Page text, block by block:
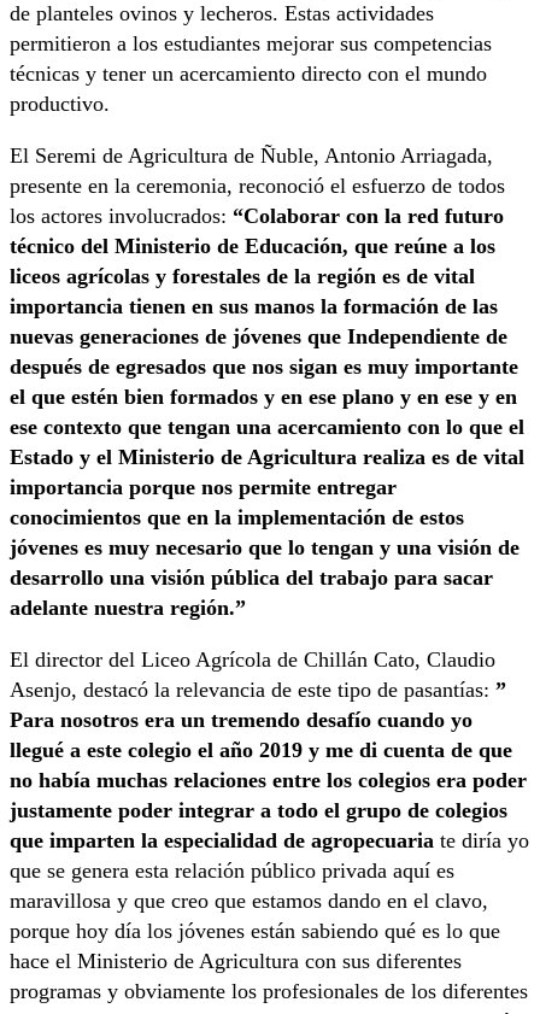
de planteles ovinos y lecheros. Estas actividades
permitieron a los estudiantes mejorar sus competencias
técnicas y tener un acercamiento directo con el mundo
productivo.
El Seremi de Agricultura de Ñuble, Antonio Arriagada,
presente en la ceremonia, reconoció el esfuerzo de todos
los actores involucrados: “Colaborar con la red futuro
técnico del Ministerio de Educación, que reúne a los
liceos agrícolas y forestales de la región es de vital
importancia tienen en sus manos la formación de las
nuevas generaciones de jóvenes que Independiente de
después de egresados que nos sigan es muy importante
el que estén bien formados y en ese plano y en ese y en
ese contexto que tengan una acercamiento con lo que el
Estado y el Ministerio de Agricultura realiza es de vital
importancia porque nos permite entregar
conocimientos que en la implementación de estos
jóvenes es muy necesario que lo tengan y una visión de
desarrollo una visión pública del trabajo para sacar
adelante nuestra región.”
El director del Liceo Agrícola de Chillán Cato, Claudio
Asenjo, destacó la relevancia de este tipo de pasantías: ”
Para nosotros era un tremendo desafío cuando yo
llegué a este colegio el año 2019 y me di cuenta de que
no había muchas relaciones entre los colegios era poder
justamente poder integrar a todo el grupo de colegios
que imparten la especialidad de agropecuaria te diría yo
que se genera esta relación público privada aquí es
maravillosa y que creo que estamos dando en el clavo,
porque hoy día los jóvenes están sabiendo qué es lo que
hace el Ministerio de Agricultura con sus diferentes
programas y obviamente los profesionales de los diferentes